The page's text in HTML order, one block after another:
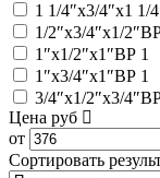
1 1/4″x3/4″x1 1/
1/2″x3/4″x1/
1″x1/2″x1″ВР 1
1″x3/4″x1″ВР 1
3/4″x1/2″x3/
Цена руб
от
Сортировать